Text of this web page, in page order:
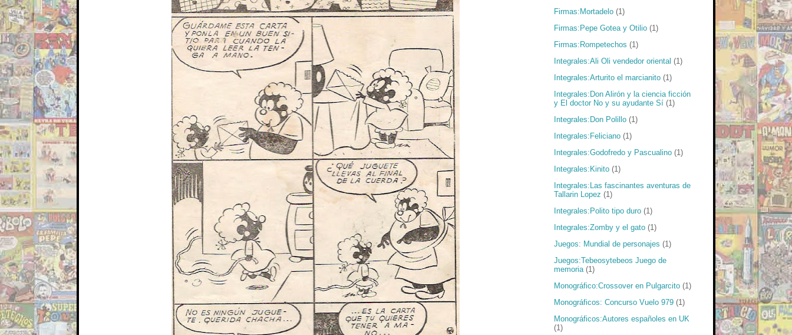
Firmas:Mortadelo (1)
Firmas:Pepe Gotea y Otilio (1)
Firmas:Rompetechos (1)
Integrales:Ali Oli vendedor oriental (1)
Integrales:Arturito el marcianito (1)
Integrales:Don Alirón y la ciencia ficción
y El doctor No y su ayudante Sí (1)
Integrales:Don Polillo (1)
Integrales:Feliciano (1)
Integrales:Godofredo y Pascualino (1)
Integrales:Kinito (1)
Integrales:Las fascinantes aventuras de
Tallarin Lopez (1)
Integrales:Polito tipo duro (1)
Integrales:Zomby y el gato (1)
Juegos: Mundial de personajes (1)
Juegos:Tebeosytebeos Juego de
memoria (1)
Monográfico:Crossover en Pulgarcito (1)
Monográficos: Concurso Vuelo 979 (1)
Monográficos:Autores españoles en UK
(1)